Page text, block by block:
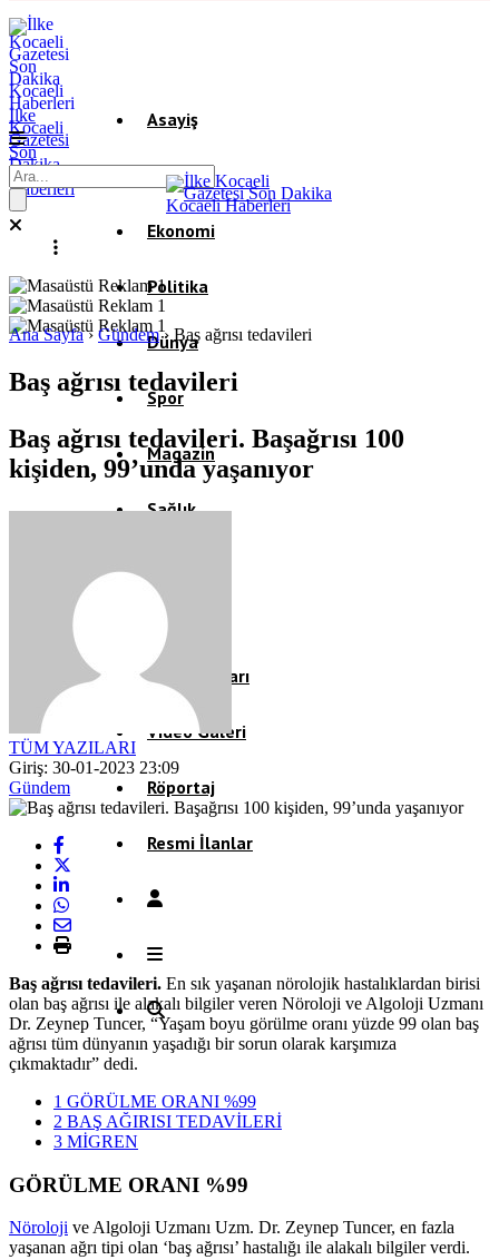
İlke
Kocaeli
Gazetesi
Son
Dakika
Kocaeli
Haberleri
Asayiş
Gündem
Ekonomi
Politika
Dünya
Spor
Magazin
Sağlık
Teknoloji
Köşe Yazıları
Video Galeri
Röportaj
Resmi İlanlar
Ana Sayfa› Gündem› Baş ağrısı tedavileri
Baş ağrısı tedavileri
Baş ağrısı tedavileri. Başağrısı 100
kişiden, 99’unda yaşanıyor
TÜM YAZILARI
Giriş: 30-01-2023 23:09
Gündem
Baş ağrısı tedavileri. En sık yaşanan nörolojik hastalıklardan birisi
olan baş ağrısı ile alakalı bilgiler veren Nöroloji ve Algoloji Uzmanı
Dr. Zeynep Tuncer, “Yaşam boyu görülme oranı yüzde 99 olan baş
ağrısı tüm dünyanın yaşadığı bir sorun olarak karşımıza
çıkmaktadır” dedi.
1 GÖRÜLME ORANI %99
2 BAŞ AĞIRISI TEDAVİLERİ
3 MİGREN
GÖRÜLME ORANI %99
Nöroloji ve Algoloji Uzmanı Uzm. Dr. Zeynep Tuncer, en fazla
yaşanan ağrı tipi olan ‘baş ağrısı’ hastalığı ile alakalı bilgiler verdi.